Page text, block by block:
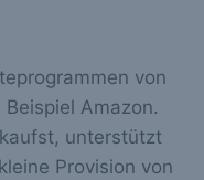
von
Amazon.
unterstützt
Provision von